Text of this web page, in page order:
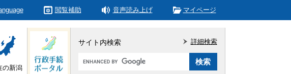
閲覧補助 音声読み上げ マイページ
の新潟
サイト内検索
Google
詳細検索